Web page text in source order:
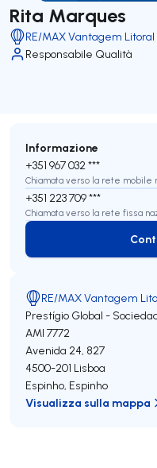
Rita Marques
RE/MAX Vantagem Litoral
Responsabile Qualità
Informazione
+351 967 032 ***
Chiamata verso la rete mobile
+351 223 709 ***
Chiamata verso la rete fissa
RE/MAX Vantagem
Prestígio Global -
AMI 7772
Avenida 24, 827
4500-201 Lisboa
Espinho, Espinho
Visualizza sulla mappa